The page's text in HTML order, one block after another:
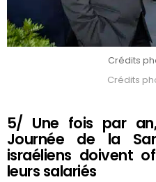
Crédits
Crédits
5/ Une fois par
Journée de la
israéliens doivent
leurs salariés